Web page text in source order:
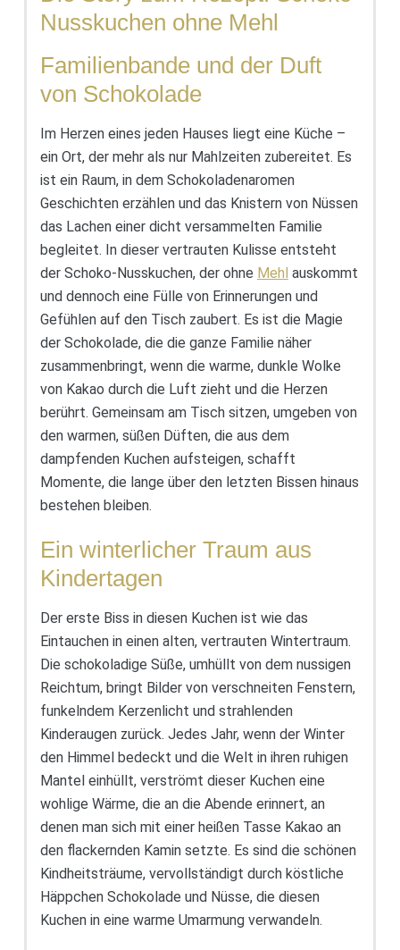
Nusskuchen ohne Mehl
Familienbande und der Duft
von Schokolade
Im Herzen eines jeden Hauses liegt eine Küche –
ein Ort, der mehr als nur Mahlzeiten zubereitet. Es
ist ein Raum, in dem Schokoladenaromen
Geschichten erzählen und das Knistern von Nüssen
das Lachen einer dicht versammelten Familie
begleitet. In dieser vertrauten Kulisse entsteht
der Schoko-Nusskuchen, der ohne Mehl auskommt
und dennoch eine Fülle von Erinnerungen und
Gefühlen auf den Tisch zaubert. Es ist die Magie
der Schokolade, die die ganze Familie näher
zusammenbringt, wenn die warme, dunkle Wolke
von Kakao durch die Luft zieht und die Herzen
berührt. Gemeinsam am Tisch sitzen, umgeben von
den warmen, süßen Düften, die aus dem
dampfenden Kuchen aufsteigen, schafft
Momente, die lange über den letzten Bissen hinaus
bestehen bleiben.
Ein winterlicher Traum aus
Kindertagen
Der erste Biss in diesen Kuchen ist wie das
Eintauchen in einen alten, vertrauten Wintertraum.
Die schokoladige Süße, umhüllt von dem nussigen
Reichtum, bringt Bilder von verschneiten Fenstern,
funkelndem Kerzenlicht und strahlenden
Kinderaugen zurück. Jedes Jahr, wenn der Winter
den Himmel bedeckt und die Welt in ihren ruhigen
Mantel einhüllt, verströmt dieser Kuchen eine
wohlige Wärme, die an die Abende erinnert, an
denen man sich mit einer heißen Tasse Kakao an
den flackernden Kamin setzte. Es sind die schönen
Kindheitsträume, vervollständigt durch köstliche
Häppchen Schokolade und Nüsse, die diesen
Kuchen in eine warme Umarmung verwandeln.